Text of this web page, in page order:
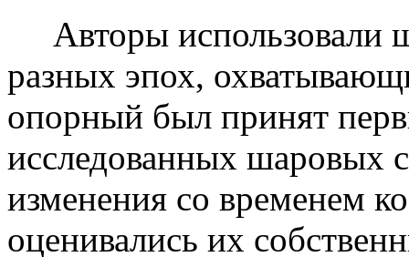
Авторы использовали
разных эпох,
опорный был принят
исследованных шаровых
изменения со временем
оценивались их